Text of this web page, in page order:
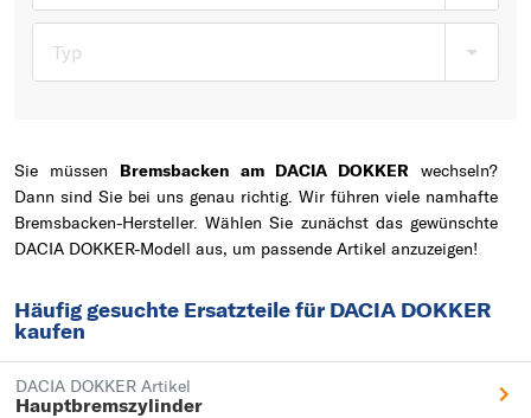
Typ
Sie müssen Bremsbacken am DACIA DOKKER wechseln?
Dann sind Sie bei uns genau richtig. Wir führen viele namhafte
Bremsbacken-Hersteller. Wählen Sie zunächst das gewünschte
DACIA DOKKER-Modell aus, um passende Artikel anzuzeigen!
Häufig gesuchte Ersatzteile für DACIA DOKKER
kaufen
DACIA DOKKER Artikel
Hauptbremszylinder